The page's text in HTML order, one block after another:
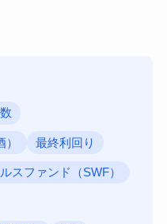
最終利回り
スファンド（SWF）